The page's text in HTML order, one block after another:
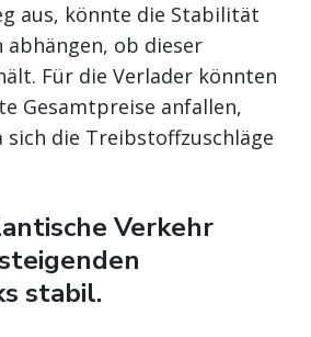
aus, könnte die Stabilität
abhängen, ob dieser
Für die Verlader könnten
Gesamtpreise anfallen,
sich die Treibstoffzuschläge
Verkehr
stabil.